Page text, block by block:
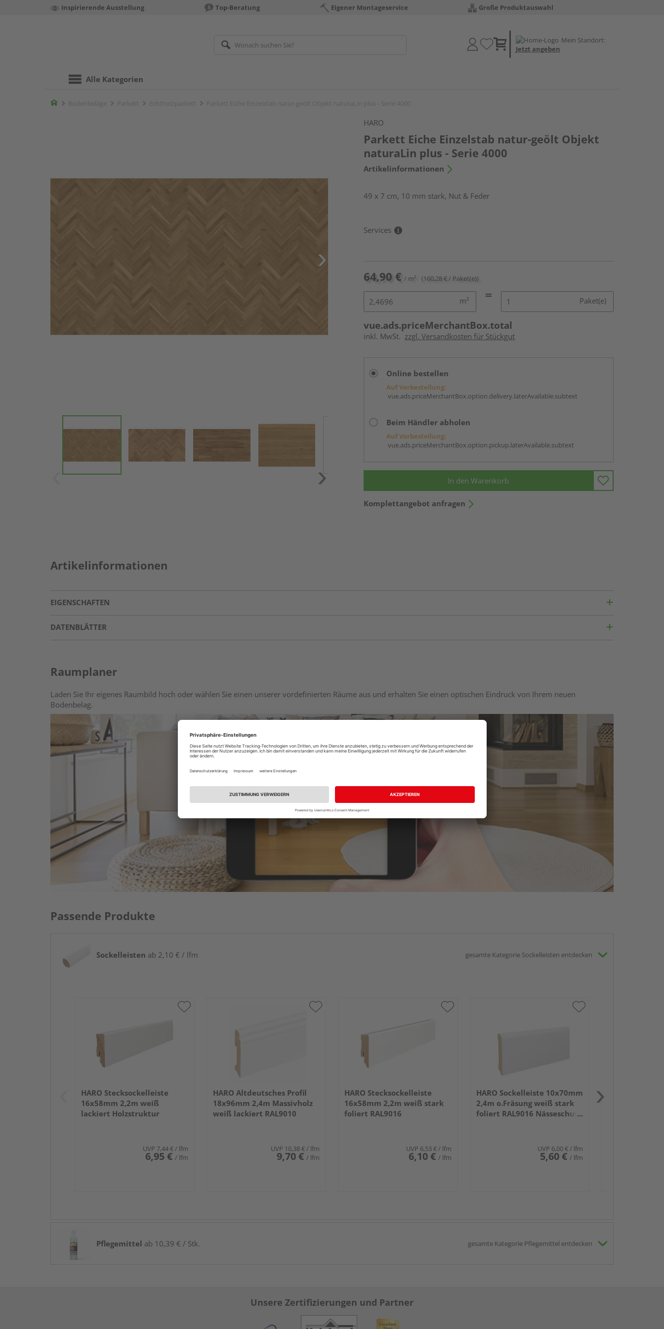
Inspirierende Ausstellung Top-Beratung Eigener Montageservice Große Produktauswahl
Mein Standort:
Jetzt angeben
Alle Kategorien
Home
HARO
Parkett Eiche Einzelstab natur-geölt Objekt
naturaLin plus - Serie 4000
Artikelinformationen
49 x 7 cm, 10 mm stark, Nut & Feder
Services
64,90 € / m² (160,28 € / Paket(e))
m² Paket(e)
vue.ads.priceMerchantBox.total
inkl. MwSt. zzgl. Versandkosten für Stückgut
Online bestellen
Auf Vorbestellung:
vue.ads.priceMerchantBox.option.delivery.laterAvailable.subtext
Beim Händler abholen
Auf Vorbestellung:
vue.ads.priceMerchantBox.option.pickup.laterAvailable.subtext
In den Warenkorb
Komplettangebot anfragen
Artikelinformationen
EIGENSCHAFTEN
DATENBLÄTTER
Raumplaner
Laden Sie Ihr eigenes Raumbild hoch oder wählen Sie einen unserer vordefinierten Räume aus und erhalten Sie einen optischen Eindruck von Ihrem neuen
Bodenbelag.
Raumplaner
Passende Produkte
Sockelleisten ab 2,10 € / lfm gesamte Kategorie Sockelleisten entdecken
HARO Stecksockelleiste
16x58mm 2,2m weiß
lackiert Holzstruktur
UVP 7,44 € / lfm
6,95 € / lfm
HARO Altdeutsches Profil
18x96mm 2,4m Massivholz
weiß lackiert RAL9010
UVP 10,38 € / lfm
9,70 € / lfm
HARO Stecksockelleiste
16x58mm 2,2m weiß stark
foliert RAL9016
UVP 6,53 € / lfm
6,10 € / lfm
HARO Sockelleiste 10x70mm
2,4m o.Fräsung weiß stark
foliert RAL9016 Nässeschutz
UVP 6,00 € / lfm
5,60 € / lfm
Pflegemittel ab 10,39 € / Stk. gesamte Kategorie Pflegemittel entdecken
Unsere Zertifizierungen und Partner